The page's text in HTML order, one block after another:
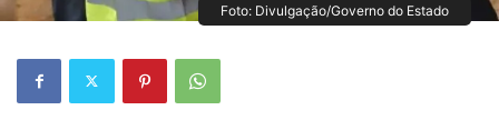
Foto: Divulgação/Governo do Estado